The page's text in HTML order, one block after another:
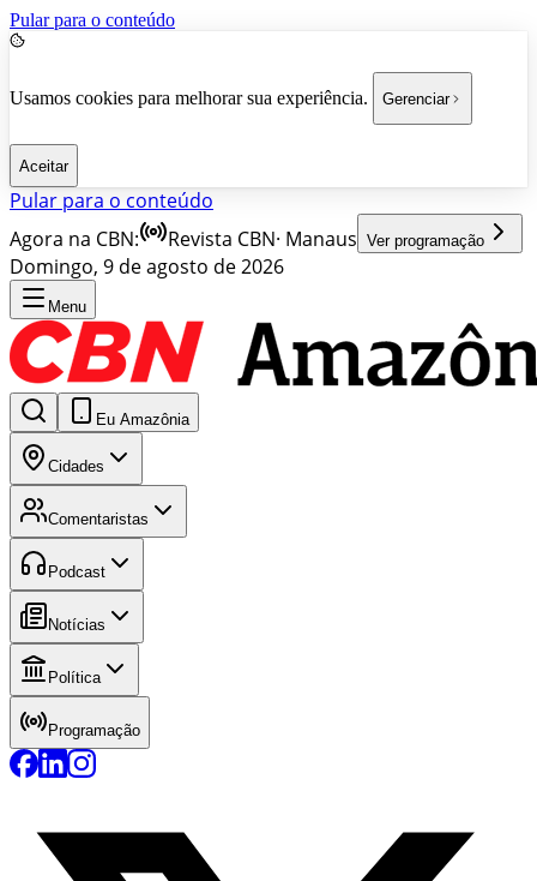
Pular para o conteúdo
Usamos cookies para melhorar sua experiência. Gerenciar
Aceitar
Pular para o conteúdo
Agora na CBN:
Revista CBN· Manaus Ver programação
Domingo, 9 de agosto de 2026
Menu
Eu Amazônia
Cidades
Comentaristas
Podcast
Notícias
Política
Programação